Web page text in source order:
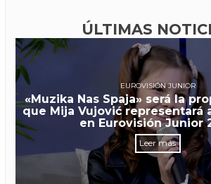
ÚLTIMAS
EUROVISIÓN JUNIOR
«Muzika Nas Spaja» será la
que Mija Vujović representará
en Eurovisión Junior
Leer más